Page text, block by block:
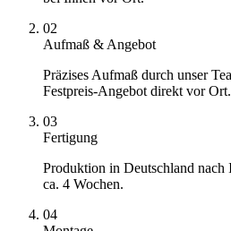
02
Aufmaß & Angebot
Präzises Aufmaß durch unser
Festpreis-Angebot direkt vor Ort.
03
Fertigung
Produktion in Deutschland
ca. 4 Wochen.
04